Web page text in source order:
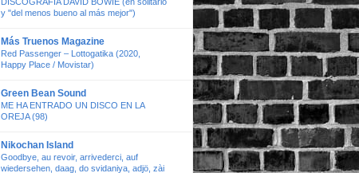
y "del menos bueno al más mejor")
Más Truenos Magazine
Red Passenger – Lottogatika (2020,
Happy Place / Movistar)
Green Bean Sound
ME HA ENTRADO UN DISCO EN LA
OREJA (98)
Nikochan Island
Goodbye, au revoir, arrivederci, auf
wiedersehen, daag, do svidaniya, adjö, zài